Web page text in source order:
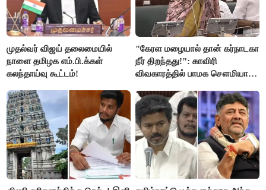
முதல்வர் விஜய் தலைமையில்
நாளை தமிழக எம்.பி.க்கள்
கலந்தாய்வு கூட்டம்!
"கேரள மழையால் தான் கர்நாடகா
நீர் திறந்தது!": காவிரி
விவகாரத்தில் பாமக சௌமியா